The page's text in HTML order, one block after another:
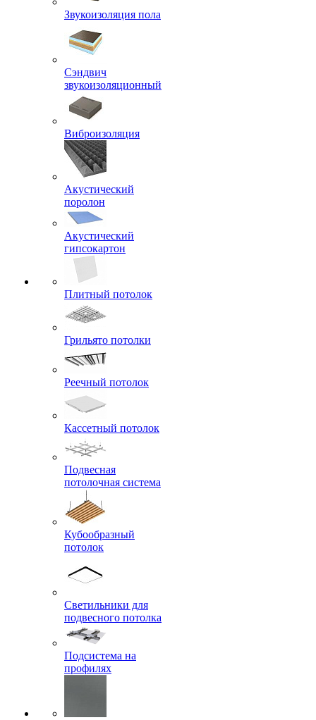
Звукоизоляция пола
Сэндвич
звукоизоляционный
Виброизоляция
Акустический
поролон
Акустический
гипсокартон
Плитный потолок
Грильято потолки
Реечный потолок
Кассетный потолок
Подвесная
потолочная система
Кубообразный
потолок
Светильники для
подвесного потолка
Подсистема на
профилях